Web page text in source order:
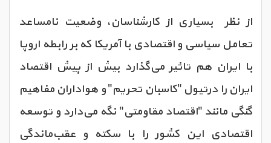
از نظر بسیاری از کارشناسان، وضعیت نامساعد
تعامل سیاسی و اقتصادی با آمریکا که بر رابطه اروپا
با ایران هم تاثیر می‌گذارد بیش از پیش اقتصاد
ایران را درتیول "کاسبان تحریم" و هواداران مفاهیم
گنگی مانند "اقتصاد مقاومتی" نگه می‌دارد و توسعه
اقتصادی این کشور را با سکته و عقب‌ماندگی